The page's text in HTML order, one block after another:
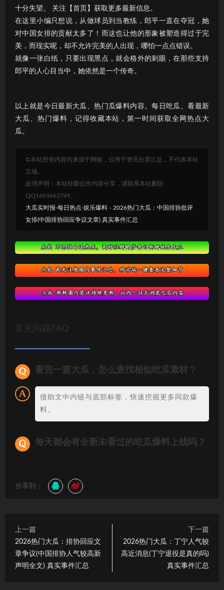
十分失望。 关注【首页】获取更多最新信息。
在这里小编只想说，从做球员到当教练，郎平一直在夺冠，她
对中国女排的贡献太多了！而这也让他的形象被塑造得过于完
美，而现实呢，却不允许完美的人出现，哪怕一点点错误。
就像一张白纸，只要出现黑点，就会格外的刺眼，在那些支持
郎平的人心目当中，她依然是一个传奇。
以上就是今日最新大瓜、热门瓜爆料内容。每日吃瓜、看最新
大瓜、热门爆料，记得收藏本站，第一时间获取全网热点大
瓜。
©本站所有内容均来源于网络，仅用于资讯分享汇总，不代表本站
立场。
处理声明：本站转载仅作内容分享，请联系本站删除
QQ1693663749。
大瓜实时报-每日热点-娱乐爆料 » 2026热门大瓜：中国排协批评
女排(中国排协回应争议文章) 真实事件汇总
常见问题FAQ
看完一篇大瓜，怎么查找相似吃瓜素材？
借助文中内链与底部标签，快速挖掘更多同款爆
料。
每天都会有全新未看过的吃瓜爆料上线吗？
分享到：
上一篇
2026热门大瓜：排协回应文
章争议(中国排协人气较高新
声明全文) 真实事件汇总
下一篇
2026热门大瓜：丁宁人气较
高近消息(丁宁退役是真的吗)
真实事件汇总